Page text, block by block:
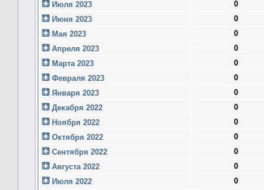
Июля 2023
0
Июня 2023
0
Мая 2023
0
Апреля 2023
0
Марта 2023
0
Февраля 2023
0
Января 2023
0
Декабря 2022
0
Ноября 2022
0
Октября 2022
0
Сентября 2022
0
Августа 2022
0
Июля 2022
0